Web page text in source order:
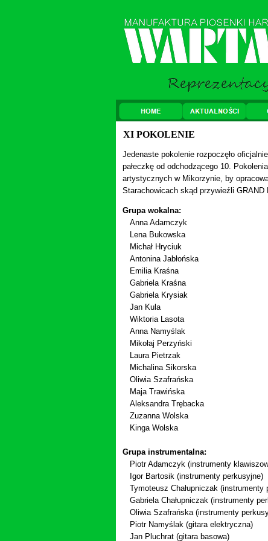
XI POKOLENIE
Jedenaste pokolenie rozpoczęło oficjalnie
pałeczkę od odchodzącego 10.
artystycznych w Mikorzynie, by
Starachowicach skąd przywieźli GRAND
Grupa wokalna:
Anna Adamczyk
Lena Bukowska
Michał Hryciuk
Antonina Jabłońska
Emilia Kraśna
Gabriela Kraśna
Gabriela Krysiak
Jan Kula
Wiktoria Lasota
Anna Namyślak
Mikołaj Perzyński
Laura Pietrzak
Michalina Sikorska
Oliwia Szafrańska
Maja Trawińska
Aleksandra Trębacka
Zuzanna Wolska
Kinga Wolska
Grupa instrumentalna:
Piotr Adamczyk (instrumenty
Igor Bartosik (instrumenty perkusyjne)
Tymoteusz Chałupniczak (instrumenty
Gabriela Chałupniczak (instrumenty
Oliwia Szafrańska (instrumenty
Piotr Namyślak (gitara elektryczna)
Jan Pluchrat (gitara basowa)